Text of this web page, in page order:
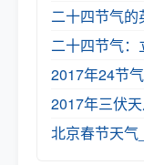
二十四节气的
二十四节气
2017年24节气
2017年三伏
北京春节天气